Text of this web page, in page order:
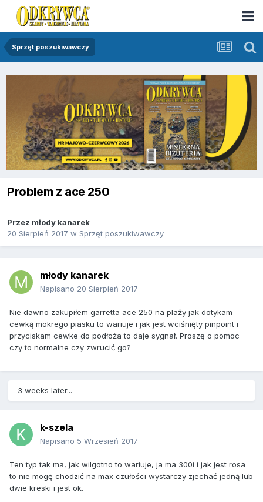
Sprzęt poszukiwawczy
Problem z ace 250
Przez młody kanarek
20 Sierpień 2017 w Sprzęt poszukiwawczy
młody kanarek
Napisano 20 Sierpień 2017
Nie dawno zakupiłem garretta ace 250 na plaży jak dotykam
cewką mokrego piasku to wariuje i jak jest wciśnięty pinpoint i
przyciskam cewke do podłoża to daje sygnał. Proszę o pomoc
czy to normalne czy zwrucić go?
3 weeks later...
k-szela
Napisano 5 Wrzesień 2017
Ten typ tak ma, jak wilgotno to wariuje, ja ma 300i i jak jest rosa
to nie mogę chodzić na max czułości wystarczy zjechać jedną lub
dwie kreski i jest ok.